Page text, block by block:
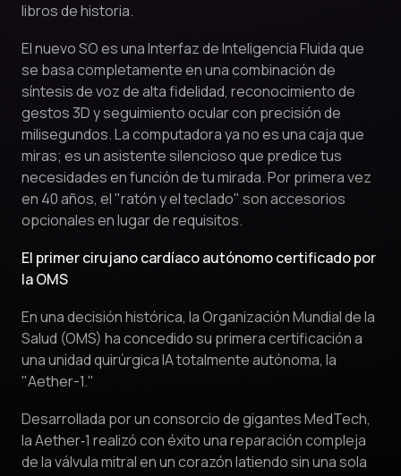
libros de historia.
El nuevo SO es una Interfaz de Inteligencia Fluida que
se basa completamente en una combinación de
síntesis de voz de alta fidelidad, reconocimiento de
gestos 3D y seguimiento ocular con precisión de
milisegundos. La computadora ya no es una caja que
miras; es un asistente silencioso que predice tus
necesidades en función de tu mirada. Por primera vez
en 40 años, el "ratón y el teclado" son accesorios
opcionales en lugar de requisitos.
El primer cirujano cardíaco autónomo certificado por
la OMS
En una decisión histórica, la Organización Mundial de la
Salud (OMS) ha concedido su primera certificación a
una unidad quirúrgica IA totalmente autónoma, la
"Aether-1."
Desarrollada por un consorcio de gigantes MedTech,
la Aether‑1 realizó con éxito una reparación compleja
de la válvula mitral en un corazón latiendo sin una sola